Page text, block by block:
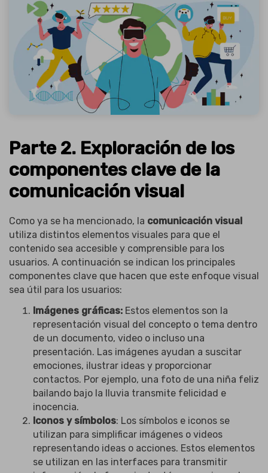
Parte 2. Exploración de los
componentes clave de la
comunicación visual
Como ya se ha mencionado, la comunicación visual
utiliza distintos elementos visuales para que el
contenido sea accesible y comprensible para los
usuarios. A continuación se indican los principales
componentes clave que hacen que este enfoque visual
sea útil para los usuarios:
Imágenes gráficas: Estos elementos son la
representación visual del concepto o tema dentro
de un documento, video o incluso una
presentación. Las imágenes ayudan a suscitar
emociones, ilustrar ideas y proporcionar
contactos. Por ejemplo, una foto de una niña feliz
bailando bajo la lluvia transmite felicidad e
inocencia.
Iconos y símbolos: Los símbolos e iconos se
utilizan para simplificar imágenes o videos
representando ideas o acciones. Estos elementos
se utilizan en las interfaces para transmitir